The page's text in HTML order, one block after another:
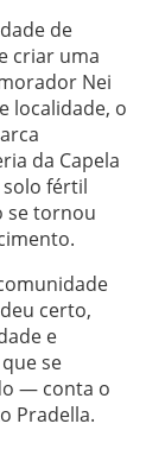
de
criar uma
Nei
localidade, o
da Capela
fértil
se tornou
certo,
e
se
— conta o
Pradella.